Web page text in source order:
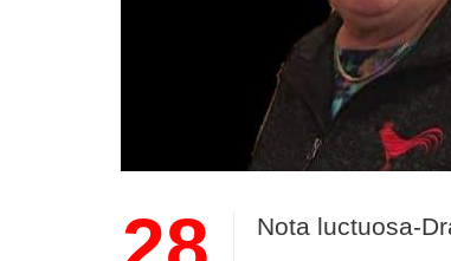
Nota luctuosa-